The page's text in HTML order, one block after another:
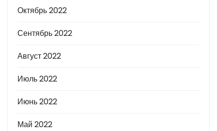
Октябрь 2022
Сентябрь 2022
Август 2022
Июль 2022
Июнь 2022
Май 2022